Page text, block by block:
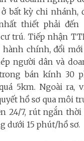
bất kỳ chi nhánh,
thiết phải đến
trú. Tiếp nhận
hành chính, đổi
người dân và
bán kính 30
5km. Ngoài ra,
hồ sơ qua môi
24/7, rút ngắn
dưới 15 phút/hồ sơ.